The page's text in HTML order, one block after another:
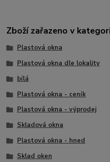
Zboží zařazeno v
Plastová okna
Plastová okna dle lokality
bílá
Plastová okna - ceník
Plastová okna - výprodej
Skladová okna
Plastová okna - hned
Sklad oken